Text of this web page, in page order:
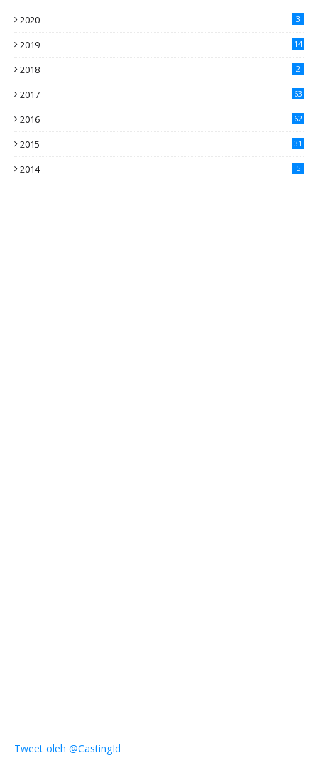
2020 3
2019 14
2018 2
2017 63
2016
62
2015
31
2014 5
Tweet oleh @CastingId